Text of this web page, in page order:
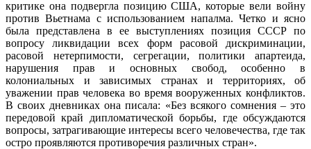
критике она подвергла позицию США, которые вели войну
против Вьетнама с использованием напалма. Четко и ясно
была представлена в ее выступлениях позиция СССР по
вопросу ликвидации всех форм расовой дискриминации,
расовой нетерпимости, сегрегации, политики апартеида,
нарушения прав и основных свобод, особенно в
колониальных и зависимых странах и территориях, об
уважении прав человека во время вооруженных конфликтов.
В своих дневниках она писала: «Без всякого сомнения – это
передовой край дипломатической борьбы, где обсуждаются
вопросы, затрагивающие интересы всего человечества, где так
остро проявляются противоречия различных стран».